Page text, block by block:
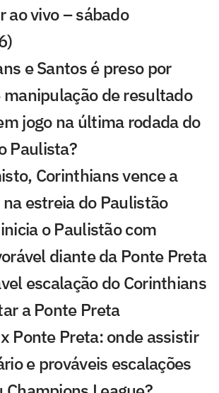
ao vivo – sábado
e Santos é preso por
de resultado
jogo na última rodada do
Paulista?
Corinthians vence a
estreia do Paulistão
o Paulistão com
diante da Ponte Preta
escalação do Corinthians
a Ponte Preta
Ponte Preta: onde assistir
e prováveis escalações